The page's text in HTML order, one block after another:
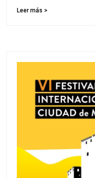
Leer más >